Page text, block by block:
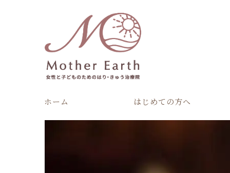
ホーム はじめての方へ